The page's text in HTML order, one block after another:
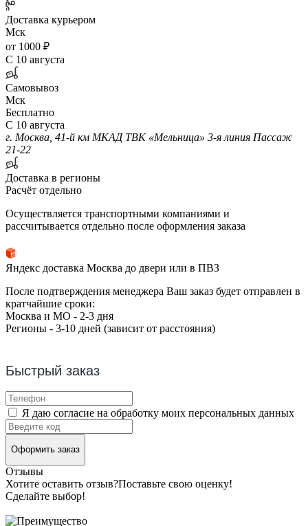
Доставка курьером
Мск
от 1000 ₽
С 10 августа
Самовывоз
Мск
Бесплатно
С 10 августа
г. Москва, 41-й км МКАД ТВК «Мельница» 3-я линия Пассаж
21-22
Доставка в регионы
Расчёт отдельно
Осуществляется транспортными компаниями и
рассчитывается отдельно после оформления заказа
Яндекс доставка Москва до двери или в ПВЗ
После подтверждения менеджера Ваш заказ будет отправлен в
кратчайшие сроки:
Москва и МО - 2-3 дня
Регионы - 3-10 дней (зависит от расстояния)
Быстрый заказ
Я даю согласие на обработку моих персональных данных
Оформить заказ
Отзывы
Хотите оставить отзыв?Поставьте свою оценку!
Сделайте выбор!